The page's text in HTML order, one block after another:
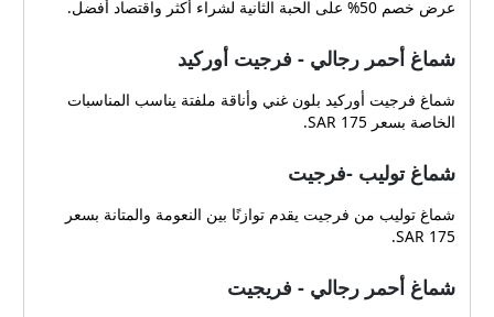
عرض خصم 50% على الحبة الثانية لشراء أكثر واقتصاد أفضل.
شماغ أحمر رجالي - فرجيت أوركيد
شماغ فرجيت أوركيد بلون غني وأناقة ملفتة يناسب المناسبات
الخاصة بسعر 175 SAR.
شماغ توليب -فرجيت
شماغ توليب من فرجيت يقدم توازنًا بين النعومة والمتانة بسعر
175 SAR.
شماغ أحمر رجالي - فريجيت